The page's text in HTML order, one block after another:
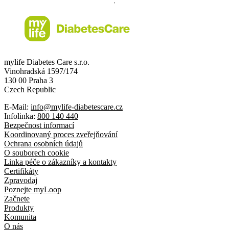
mylife Diabetes Care s.r.o.
Vinohradská 1597/174
130 00 Praha 3
Czech Republic
E-Mail: info@mylife-diabetescare.cz
Infolinka: 800 140 440
Bezpečnost informací
Koordinovaný proces zveřejňování
Ochrana osobních údajů
O souborech cookie
Linka péče o zákazníky a kontakty
Certifikáty
Zpravodaj
Poznejte myLoop
Začnete
Produkty
Komunita
O nás